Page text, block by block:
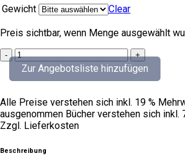
Gewicht
Clear
Preis sichtbar, wenn Menge ausgewählt
Kanthaldraht
quantityZur Angebotsliste hinzufügen
Alle Preise verstehen sich inkl. 19 %
ausgenommen Bücher verstehen sich inkl.
Zzgl. Lieferkosten
Beschreibung